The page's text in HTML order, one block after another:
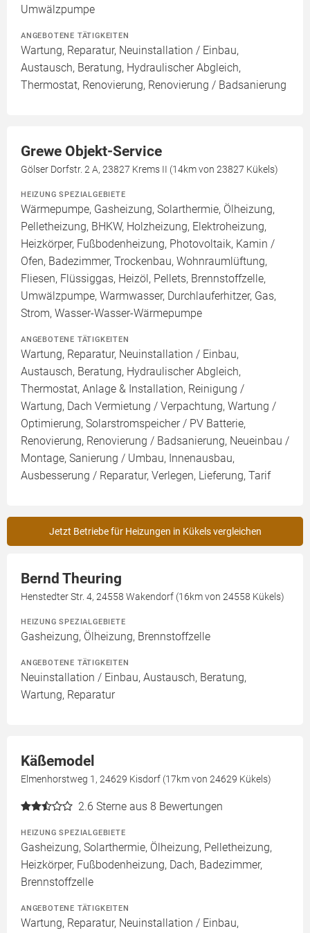
Umwälzpumpe
ANGEBOTENE TÄTIGKEITEN
Wartung, Reparatur, Neuinstallation / Einbau,
Austausch, Beratung, Hydraulischer Abgleich,
Thermostat, Renovierung, Renovierung / Badsanierung
Grewe Objekt-Service
Gölser Dorfstr. 2 A, 23827 Krems II (14km von 23827 Kükels)
HEIZUNG SPEZIALGEBIETE
Wärmepumpe, Gasheizung, Solarthermie, Ölheizung,
Pelletheizung, BHKW, Holzheizung, Elektroheizung,
Heizkörper, Fußbodenheizung, Photovoltaik, Kamin /
Ofen, Badezimmer, Trockenbau, Wohnraumlüftung,
Fliesen, Flüssiggas, Heizöl, Pellets, Brennstoffzelle,
Umwälzpumpe, Warmwasser, Durchlauferhitzer, Gas,
Strom, Wasser-Wasser-Wärmepumpe
ANGEBOTENE TÄTIGKEITEN
Wartung, Reparatur, Neuinstallation / Einbau,
Austausch, Beratung, Hydraulischer Abgleich,
Thermostat, Anlage & Installation, Reinigung /
Wartung, Dach Vermietung / Verpachtung, Wartung /
Optimierung, Solarstromspeicher / PV Batterie,
Renovierung, Renovierung / Badsanierung, Neueinbau /
Montage, Sanierung / Umbau, Innenausbau,
Ausbesserung / Reparatur, Verlegen, Lieferung, Tarif
Jetzt Betriebe für Heizungen in Kükels vergleichen
Bernd Theuring
Henstedter Str. 4, 24558 Wakendorf (16km von 24558 Kükels)
HEIZUNG SPEZIALGEBIETE
Gasheizung, Ölheizung, Brennstoffzelle
ANGEBOTENE TÄTIGKEITEN
Neuinstallation / Einbau, Austausch, Beratung,
Wartung, Reparatur
Käßemodel
Elmenhorstweg 1, 24629 Kisdorf (17km von 24629 Kükels)
2.6 Sterne aus 8 Bewertungen
HEIZUNG SPEZIALGEBIETE
Gasheizung, Solarthermie, Ölheizung, Pelletheizung,
Heizkörper, Fußbodenheizung, Dach, Badezimmer,
Brennstoffzelle
ANGEBOTENE TÄTIGKEITEN
Wartung, Reparatur, Neuinstallation / Einbau,